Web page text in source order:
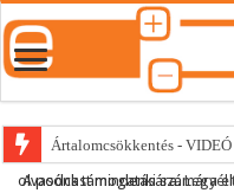
Ártalomcsökkentés - VIDEÓ
E-cigi használati szokások
A podcast mindenki számára elérhető, de ehhez szükség van minél több olvasónk támogatására.Legyél